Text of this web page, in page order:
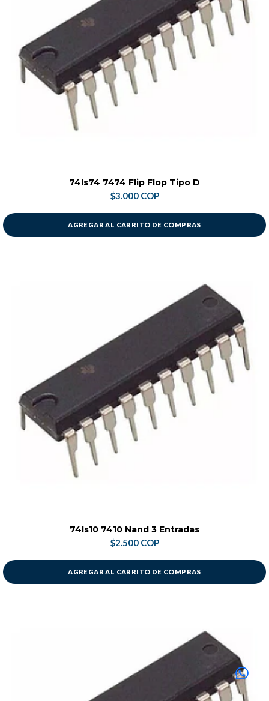
74ls74 7474 Flip Flop Tipo D
$3.000 COP
AGREGAR AL CARRITO DE COMPRAS
74ls10 7410 Nand 3 Entradas
$2.500 COP
AGREGAR AL CARRITO DE COMPRAS